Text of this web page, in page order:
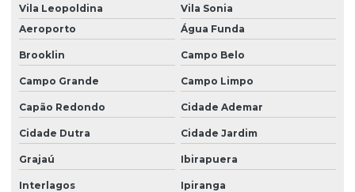
Empresa de gestão de resíduos sólidos
Empresa de logistica reversa
Empresa de logistica reversa em são paulo
Empresa de pgrss
Empresa prestadora de serviços ambientais
Empresa de regularização ambiental
Vila Leopoldina
Vila Sonia
Aeroporto
Água Funda
Brooklin Campo Belo
Campo Grande Campo Limpo
Capão Redondo Cidade Ademar
Cidade Dutra Cidade Jardim
Grajaú Ibirapuera
Interlagos Ipiranga